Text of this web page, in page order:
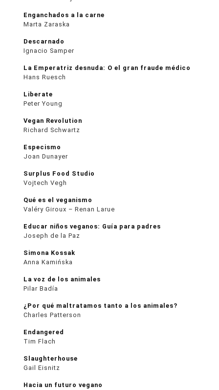
Enganchados a la carne
Marta Zaraska
Descarnado
Ignacio Samper
La Emperatriz desnuda: O el gran fraude médico
Hans Ruesch
Liberate
Peter Young
Vegan Revolution
Richard Schwartz
Especismo
Joan Dunayer
Surplus Food Studio
Vojtech Vegh
Qué es el veganismo
Valéry Giroux – Renan Larue
Educar niños veganos: Guía para padres
Joseph de la Paz
Simona Kossak
Anna Kamińska
La voz de los animales
Pilar Badía
¿Por qué maltratamos tanto a los animales?
Charles Patterson
Endangered
Tim Flach
Slaughterhouse
Gail Eisnitz
Hacia un futuro vegano